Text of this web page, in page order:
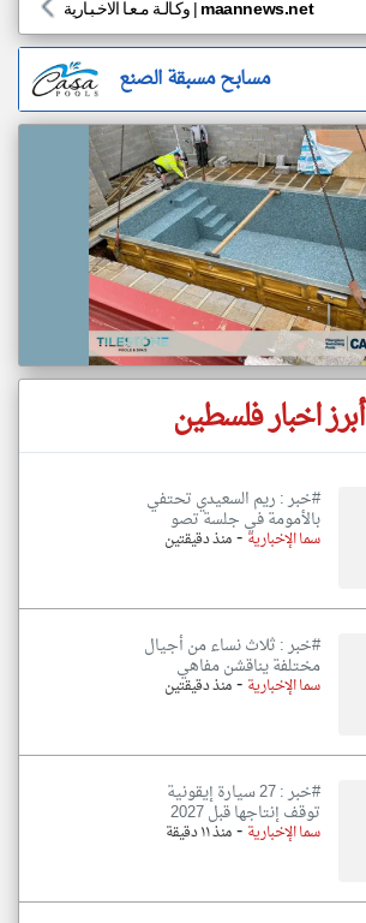
وكـالـة مـعـا الاخـبـارية | maannews.net
مسابح مسبقة الصنع
أبرز اخبار فلسطين
#خبر : ريم السعيدي تحتفي
بالأمومة في جلسة تصو
سما الإخبارية-منذ دقيقتين
#خبر : ثلاث نساء من أجيال
مختلفة يناقشن مفاهي
سما الإخبارية -منذ دقيقتين
#خبر : 27 سيارة إيقونية
توقف إنتاجها قبل 2027
سما الإخبارية-منذ ١١ دقيقة